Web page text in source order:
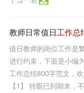
教师日常值日工作总
值日教师的岗位工作是
进行约束，下面是小编
工作总结800字范文，
【1】 转眼已到期末，